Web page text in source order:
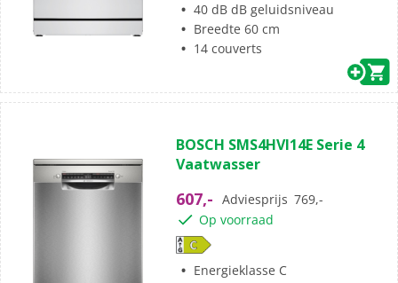
40 dB dB geluidsniveau
Breedte 60 cm
14 couverts
BOSCH SMS4HVI14E Serie 4
Vaatwasser
607,- Adviesprijs 769,-
Op voorraad
Energieklasse C